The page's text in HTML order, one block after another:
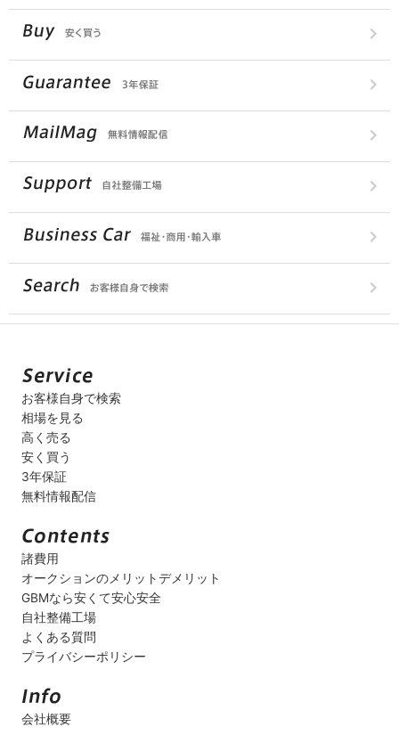
お客様自身で検索
相場を見る
高く売る
安く買う
3年保証
無料情報配信
諸費用
オークションのメリットデメリット
GBMなら安くて安心安全
自社整備工場
よくある質問
プライバシーポリシー
会社概要